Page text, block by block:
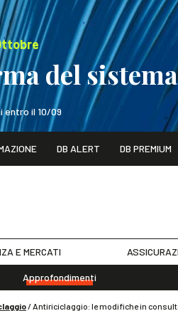
del
entro il 10/09
WEBINAR / 1° Ottobre
DB ALERT DB PREMIUM
E MERCATI
Approfondimenti
/Antiriciclaggio: le modifiche in